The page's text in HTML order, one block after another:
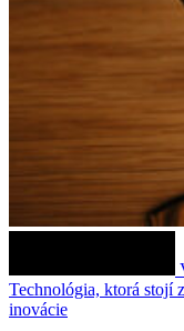
Technológia, ktorá stojí
inovácie